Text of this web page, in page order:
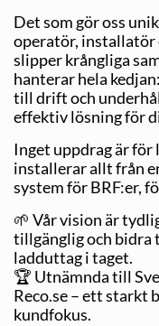
Det som gör oss
operatör, installatör
slipper krångliga
hanterar hela
till drift och
effektiv lösning för
Inget uppdrag är
installerar allt från
system för BRF:er,
🌱 Vår vision är
tillgänglig och bidra
ladduttag i taget.
🏆 Utnämnda till
Reco.se – ett starkt
kundfokus.